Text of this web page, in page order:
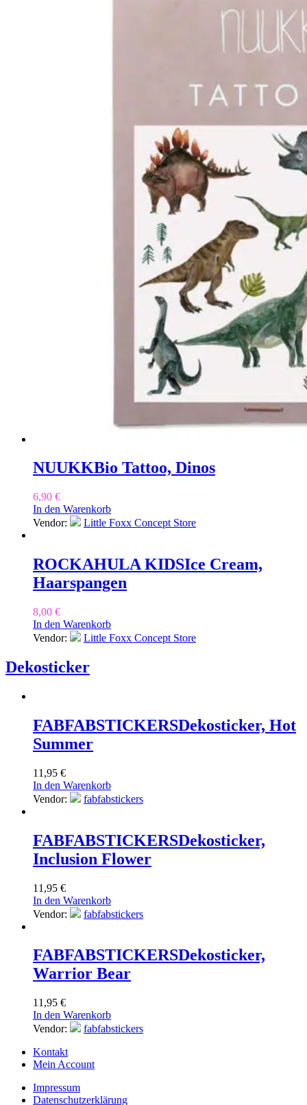
NUUKKBio Tattoo, Dinos
6,90 €
In den Warenkorb
Vendor:
Little Foxx Concept Store
ROCKAHULA KIDSIce Cream,
Haarspangen
8,00 €
In den Warenkorb
Vendor:
Little Foxx Concept Store
Dekosticker
FABFABSTICKERSDekosticker, Hot
Summer
11,95 €
In den Warenkorb
Vendor:
fabfabstickers
FABFABSTICKERSDekosticker,
Inclusion Flower
11,95 €
In den Warenkorb
Vendor:
fabfabstickers
FABFABSTICKERSDekosticker,
Warrior Bear
11,95 €
In den Warenkorb
Vendor:
fabfabstickers
Kontakt
Mein Account
Impressum
Datenschutzerklärung